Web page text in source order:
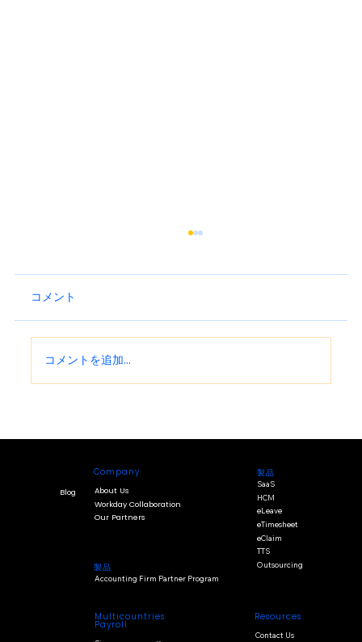
「構造」が新たな戦略になる理由
コメント
コメントを追加…
Company
About Us
Workday Collaboration
Our Partners
製品
SaaS
HCM
eLeave
eTimesheet
eClaim
TTS
Outsourcing
製品
Accounting Firm Partner Program
Multicountries
Payroll
Resources
Contact Us
Blog